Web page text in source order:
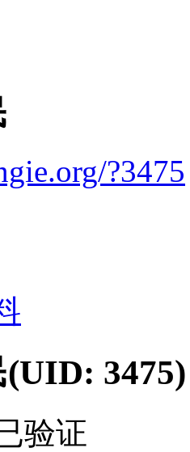
?3475
(UID: 3475)
验证